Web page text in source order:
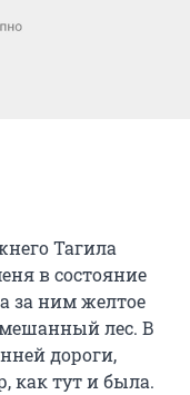
Тагила
в состояние
за ним желтое
лес. В
дороги,
как тут и была.